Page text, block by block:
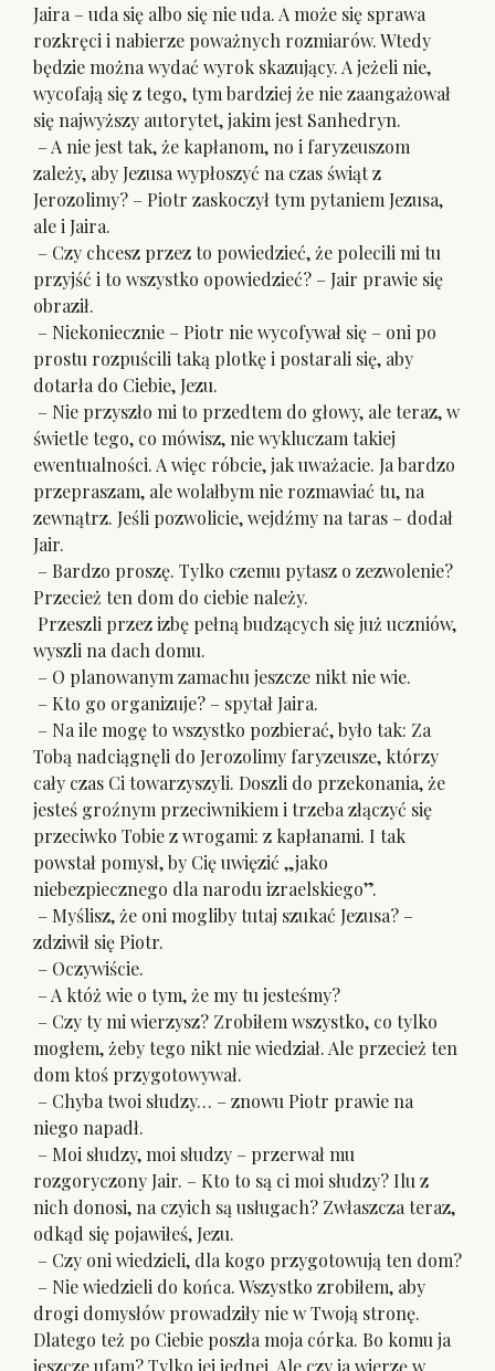
Jaira – uda się albo się nie uda. A może się sprawa
rozkręci i nabierze poważnych rozmiarów. Wtedy
będzie można wydać wyrok skazujący. A jeżeli nie,
wycofają się z tego, tym bardziej że nie zaangażował
się najwyższy autorytet, jakim jest Sanhedryn.
– A nie jest tak, że kapłanom, no i faryzeuszom
zależy, aby Jezusa wypłoszyć na czas świąt z
Jerozolimy? – Piotr zaskoczył tym pytaniem Jezusa,
ale i Jaira.
– Czy chcesz przez to powiedzieć, że polecili mi tu
przyjść i to wszystko opowiedzieć? – Jair prawie się
obraził.
– Niekoniecznie – Piotr nie wycofywał się – oni po
prostu rozpuścili taką plotkę i postarali się, aby
dotarła do Ciebie, Jezu.
– Nie przyszło mi to przedtem do głowy, ale teraz, w
świetle tego, co mówisz, nie wykluczam takiej
ewentualności. A więc róbcie, jak uważacie. Ja bardzo
przepraszam, ale wolałbym nie rozmawiać tu, na
zewnątrz. Jeśli pozwolicie, wejdźmy na taras – dodał
Jair.
– Bardzo proszę. Tylko czemu pytasz o zezwolenie?
Przecież ten dom do ciebie należy.
Przeszli przez izbę pełną budzących się już uczniów,
wyszli na dach domu.
– O planowanym zamachu jeszcze nikt nie wie.
– Kto go organizuje? – spytał Jaira.
– Na ile mogę to wszystko pozbierać, było tak: Za
Tobą nadciągnęli do Jerozolimy faryzeusze, którzy
cały czas Ci towarzyszyli. Doszli do przekonania, że
jesteś groźnym przeciwnikiem i trzeba złączyć się
przeciwko Tobie z wrogami: z kapłanami. I tak
powstał pomysł, by Cię uwięzić „jako
niebezpiecznego dla narodu izraelskiego”.
– Myślisz, że oni mogliby tutaj szukać Jezusa? –
zdziwił się Piotr.
– Oczywiście.
– A któż wie o tym, że my tu jesteśmy?
– Czy ty mi wierzysz? Zrobiłem wszystko, co tylko
mogłem, żeby tego nikt nie wiedział. Ale przecież ten
dom ktoś przygotowywał.
– Chyba twoi słudzy… – znowu Piotr prawie na
niego napadł.
– Moi słudzy, moi słudzy – przerwał mu
rozgoryczony Jair. – Kto to są ci moi słudzy? Ilu z
nich donosi, na czyich są usługach? Zwłaszcza teraz,
odkąd się pojawiłeś, Jezu.
– Czy oni wiedzieli, dla kogo przygotowują ten dom?
– Nie wiedzieli do końca. Wszystko zrobiłem, aby
drogi domysłów prowadziły nie w Twoją stronę.
Dlatego też po Ciebie poszła moja córka. Bo komu ja
jeszcze ufam? Tylko jej jednej. Ale czy ja wierzę w